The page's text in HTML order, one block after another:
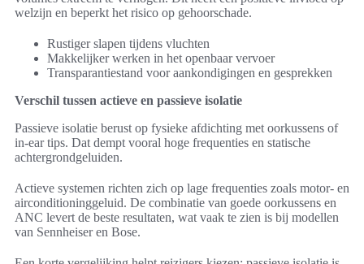
welzijn en beperkt het risico op gehoorschade.
Rustiger slapen tijdens vluchten
Makkelijker werken in het openbaar vervoer
Transparantiestand voor aankondigingen en gesprekken
Verschil tussen actieve en passieve isolatie
Passieve isolatie berust op fysieke afdichting met oorkussens of
in-ear tips. Dat dempt vooral hoge frequenties en statische
achtergrondgeluiden.
Actieve systemen richten zich op lage frequenties zoals motor- en
airconditioninggeluid. De combinatie van goede oorkussens en
ANC levert de beste resultaten, wat vaak te zien is bij modellen
van Sennheiser en Bose.